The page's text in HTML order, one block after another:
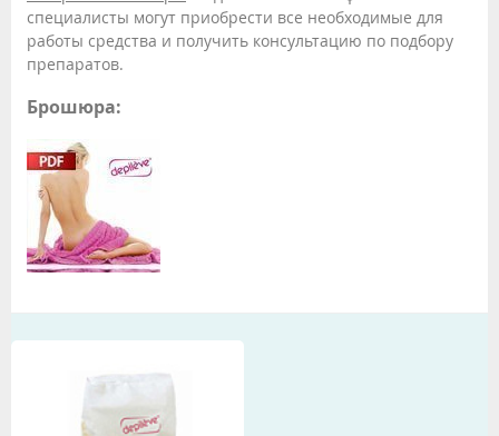
специалисты могут приобрести все необходимые для
работы средства и получить консультацию по подбору
препаратов.
Брошюра: